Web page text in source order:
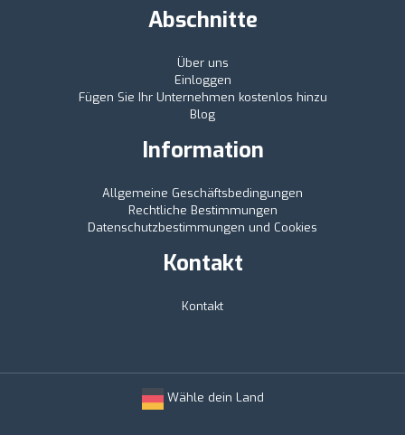
Abschnitte
Über uns
Einloggen
Fügen Sie Ihr Unternehmen kostenlos hinzu
Blog
Information
Allgemeine Geschäftsbedingungen
Rechtliche Bestimmungen
Datenschutzbestimmungen und Cookies
Kontakt
Kontakt
Wähle dein Land